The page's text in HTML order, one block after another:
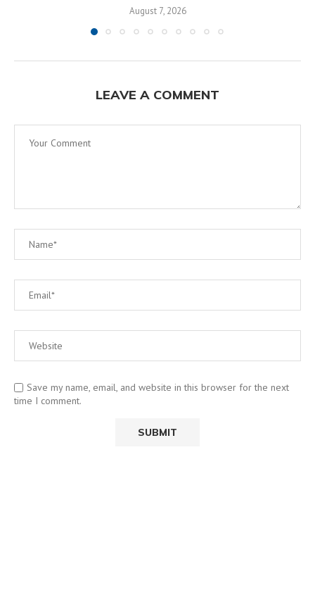
August 7, 2026
LEAVE A COMMENT
Save my name, email, and website in this browser for the next
time I comment.